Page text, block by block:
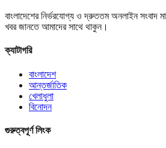
বাংলাদেশের নির্ভরযোগ্য ও দ্রুততম অনলাইন সংবাদ
খবর জানতে আমাদের সাথে থাকুন।
ক্যাটাগরি
বাংলাদেশ
আন্তর্জাতিক
খেলাধুলা
বিনোদন
গুরুত্বপূর্ণ লিংক